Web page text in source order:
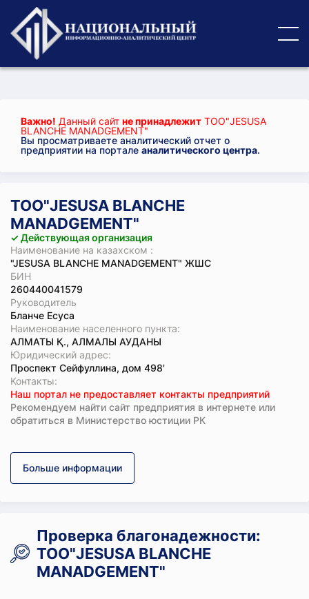
Важно! Данный сайт не принадлежит ТОО"JESUSA
BLANCHE MANADGEMENT"
Вы просматриваете аналитический отчет о
предприятии на портале аналитического центра.
ТОО"JESUSA BLANCHE
MANADGEMENT"
✓ Действующая организация
Наименование на казахском :
"JESUSA BLANCHE MANADGEMENT" ЖШС
БИН
260440041579
Руководитель
Бланче Есуса
Наименование населенного пункта:
АЛМАТЫ Қ., АЛМАЛЫ АУДАНЫ
Юридический адрес:
Проспект Сейфуллина, дом 498'
Koнтaкты:
Наш портал не предоставляет контакты предприятий
Рекомендуем найти сайт предприятия в интернете или
обратиться в Министерство юстиции РК
Больше информации
Проверка благонадежности:
ТОО"JESUSA BLANCHE
MANADGEMENT"